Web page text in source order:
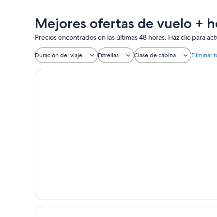
Mejores ofertas de vuelo +
Precios encontrados en las últimas 48 horas. Haz clic para
Duración del viaje Estrellas Clase de cabina Eliminar
Hotel Botanico & The Oriental Spa Garden
Holiday Home in Tenerife With Mountain Views